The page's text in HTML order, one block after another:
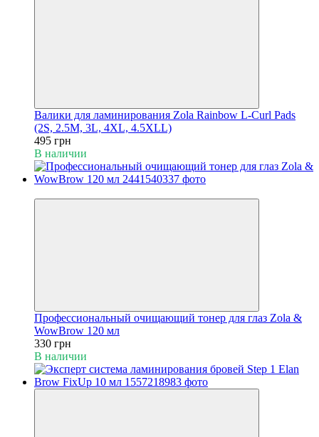
Валики для ламинирования Zola Rainbow L-Curl Pads
(2S, 2.5M, 3L, 4XL, 4.5XLL)
495 грн
В наличии
Профессиональный очищающий тонер для глаз Zola &
WowBrow 120 мл
330 грн
В наличии